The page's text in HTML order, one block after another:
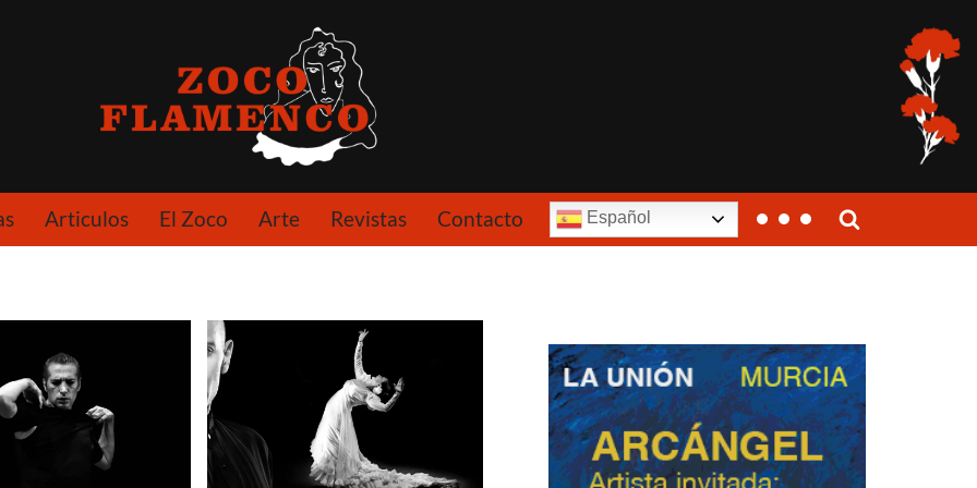
Articulos El Zoco Arte Revistas Contacto Español